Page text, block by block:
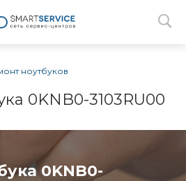
ноутбуков
0KNB0-3103RU00
0KNB0-